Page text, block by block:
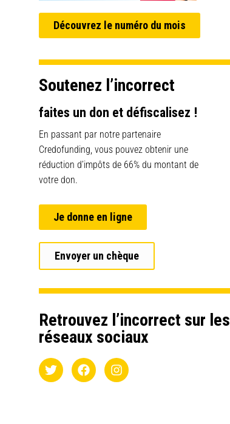
Découvrez le numéro du mois
Soutenez l’incorrect
faites un don et défiscalisez !
En passant par notre partenaire
Credofunding, vous pouvez obtenir une
réduction d’impôts de 66% du montant de
votre don.
Je donne en ligne
Envoyer un chèque
Retrouvez l’incorrect sur les
réseaux sociaux